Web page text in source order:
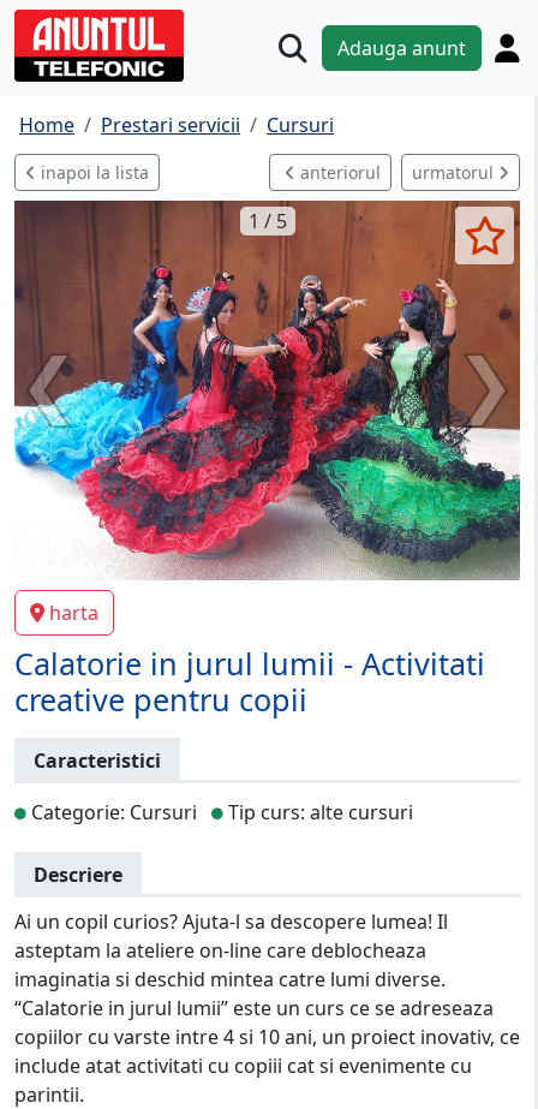
Adauga anunt
Home Prestari servicii Cursuri
inapoi la lista anteriorul urmatorul
1 / 5
harta
Calatorie in jurul lumii - Activitati
creative pentru copii
Caracteristici
Categorie: Cursuri
Tip curs: alte cursuri
Descriere
Ai un copil curios? Ajuta-l sa descopere lumea! Il
asteptam la ateliere on-line care deblocheaza
imaginatia si deschid mintea catre lumi diverse.
“Calatorie in jurul lumii” este un curs ce se adreseaza
copiilor cu varste intre 4 si 10 ani, un proiect inovativ, ce
include atat activitati cu copiii cat si evenimente cu
parintii.